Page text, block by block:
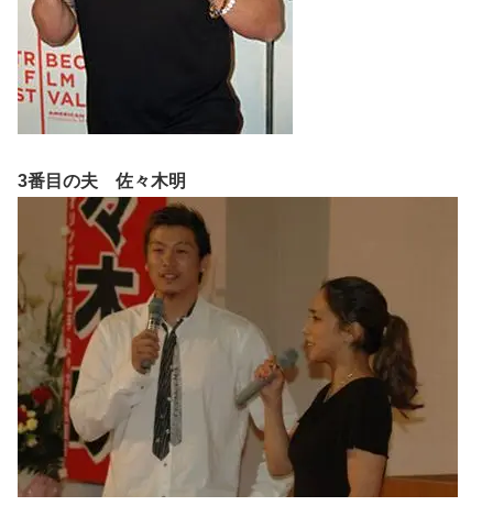
3番目の夫 佐々木明